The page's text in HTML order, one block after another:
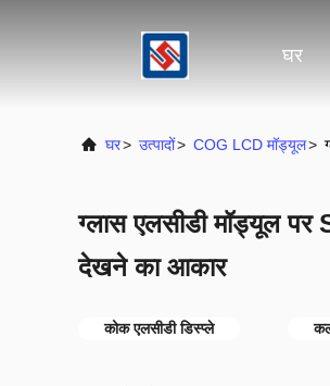
घर
घर> उत्पादों> COG LCD मॉड्यूल>
ग्लास एलसीडी मॉड्यूल पर
देखने का आकार
कोक एलसीडी डिस्प्ले